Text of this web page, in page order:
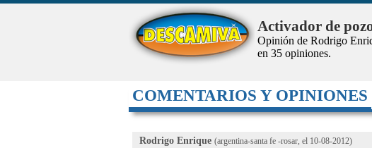
COMENTARIOS Y OPINIONES
Activador de
Opinión de Rodrigo
en 35 opiniones.
Rodrigo Enrique (argentina-santa fe -rosar, el 10-08-2012)